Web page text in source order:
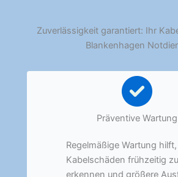
Zuverlässigkeit garantiert: Ihr
Blankenhagen
Präventive Wartung
Regelmäßige Wartung hilft,
Kabelschäden frühzeitig zu
erkennen und größere